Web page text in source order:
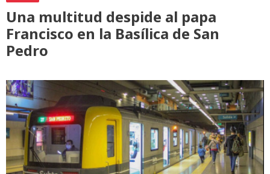
Una multitud despide al papa
Francisco en la Basílica de San
Pedro